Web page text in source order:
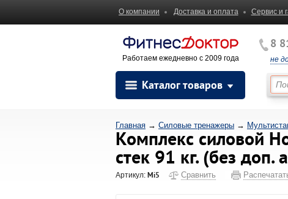
О компании Доставка и оплата Сервис и
Работаем ежедневно с 2009 года
8
не
Каталог товаров
Главная → Силовые тренажеры →
Комплекс силовой
стек 91 кг. (без доп.
Артикул: Mi5 Сравнить